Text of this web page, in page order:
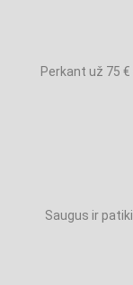
Perkant už 75
Saugus ir